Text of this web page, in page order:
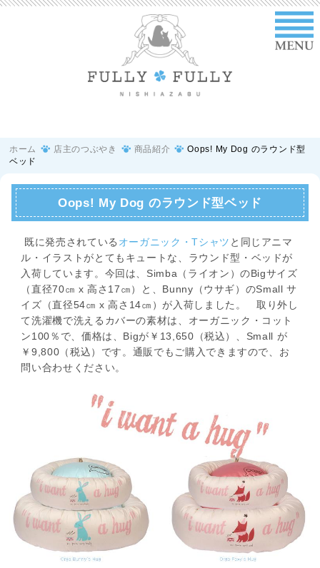
ホーム 店主のつぶやき 商品紹介
Oops! My Dog のラウンド型
ベッド
Oops! My Dog のラウンド型ベッド
既に発売されている オーガニック・Tシャツ と同じアニマ
ル・イラストがとてもキュートな、ラウンド型・ベッドが
入荷しています。今回は、Simba（ライオン）のBigサイズ
（直径70㎝ x 高さ17㎝）と、Bunny（ウサギ）のSmall サ
イズ（直径54㎝ x 高さ14㎝）が入荷しました。 取り外し
て洗濯機で洗えるカバーの素材は、オーガニック・コット
ン100％で、価格は、Bigが￥13,650（税込）、Small が
￥9,800（税込）です。通販でもご購入できますので、お
問い合わせください。